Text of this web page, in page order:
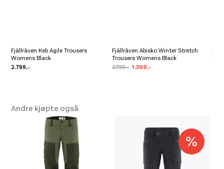
Fjällräven Keb Agile Trousers
Womens Black
2.799,-
Fjällräven Abisko Winter Stretch
Trousers Womens Black
2.799,- 1.399,-
Andre kjøpte også